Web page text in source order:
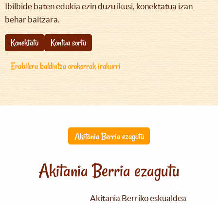
Ibilbide baten edukia ezin duzu ikusi, konektatua izan
behar baitzara.
Konektatu
Kontua sortu
Erabilera baldintza orokorrak irakurri
Akitania Berria ezagutu
Akitania Berria ezagutu
Akitania Berriko eskualdea